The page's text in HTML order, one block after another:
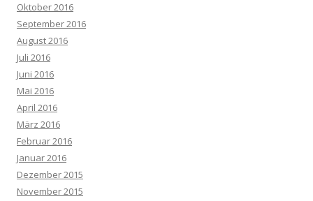
Oktober 2016
September 2016
August 2016
Juli 2016
Juni 2016
Mai 2016
April 2016
März 2016
Februar 2016
Januar 2016
Dezember 2015
November 2015